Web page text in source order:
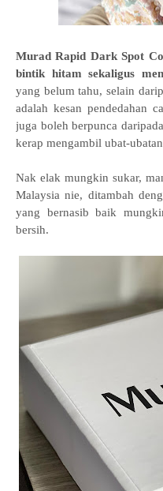
Murad Rapid Dark Spot
bintik hitam sekaligus
yang belum tahu, selain
adalah kesan pendedahan
juga boleh berpunca
kerap mengambil ubat-
Nak elak mungkin sukar,
Malaysia nie, ditambah
yang bernasib baik
bersih.